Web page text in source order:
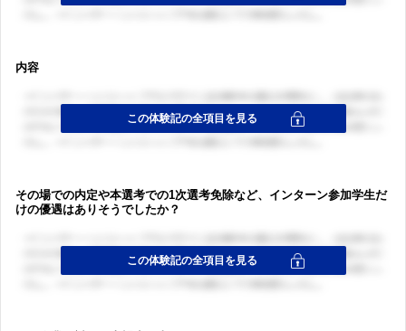
内容
その場での内定や本選考での1次選考免除など、インターン参加学生だ
けの優遇はありそうでしたか？